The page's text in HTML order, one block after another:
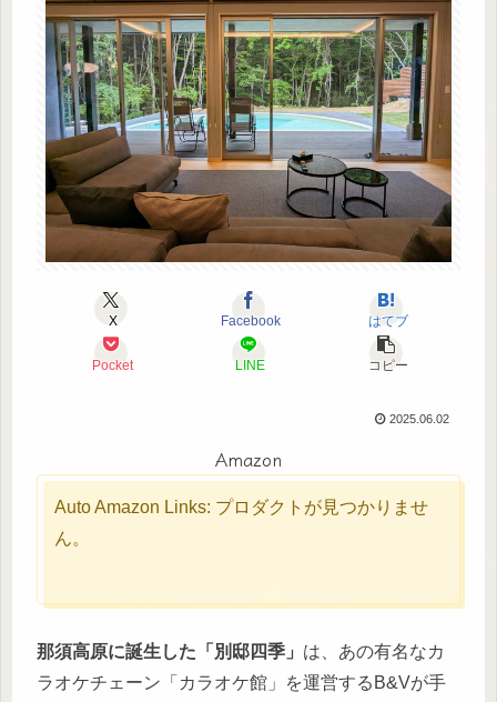
X Facebook はてブ
Pocket LINE コピー
2025.06.02
Amazon
Auto Amazon Links: プロダクトが見つかりませ
ん。
那須高原に誕生した「別邸四季」 は、あの有名なカ
ラオケチェーン「カラオケ館」を運営するB&Vが手